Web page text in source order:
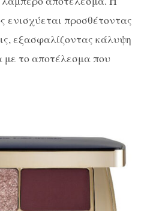
ενισχύεται προσθέτοντας
εξασφαλίζοντας κάλυψη
με το αποτέλεσμα που